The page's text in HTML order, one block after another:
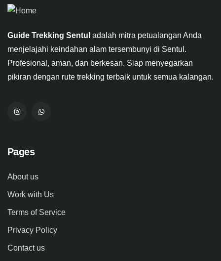
Guide Trekking Sentul adalah mitra petualangan Anda
menjelajahi keindahan alam tersembunyi di Sentul.
Profesional, aman, dan berkesan. Siap menyegarkan
pikiran dengan rute trekking terbaik untuk semua kalangan.
Pages
About us
Work with Us
Terms of Service
Privacy Policy
Contact us